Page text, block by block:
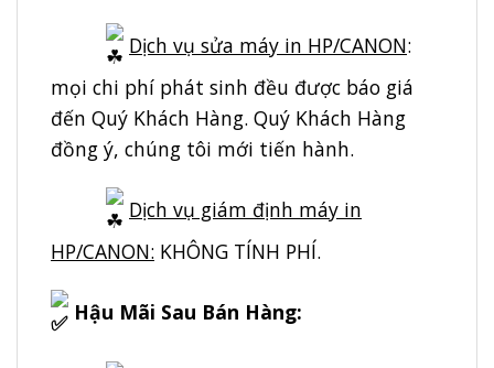
Dịch vụ sửa máy in HP/CANON:
mọi chi phí phát sinh đều được báo giá
đến Quý Khách Hàng. Quý Khách Hàng
đồng ý, chúng tôi mới tiến hành.
Dịch vụ giám định máy in
HP/CANON: KHÔNG TÍNH PHÍ.
Hậu Mãi Sau Bán Hàng: